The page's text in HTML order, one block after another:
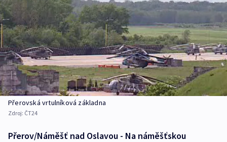
Přerovská vrtulníková základna
Zdroj: ČT24
Přerov/Náměšť nad Oslavou - Na náměšťskou